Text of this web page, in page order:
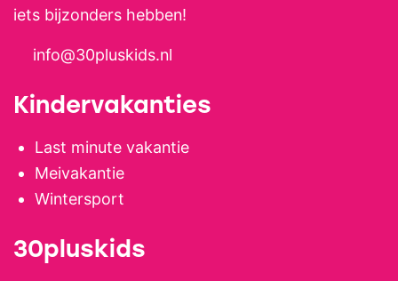
iets bijzonders hebben!
info@30pluskids.nl
Kindervakanties
Last minute vakantie
Meivakantie
Wintersport
30pluskids